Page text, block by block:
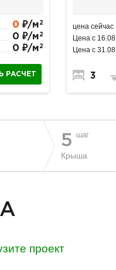
0 ₽/м 2
0 ₽/м 2
0 ₽/м 2
РАСЧЕТ
цена сейчас
Цена с 16.08
Цена с 31.08
3
5 шаг
Крыша
проект